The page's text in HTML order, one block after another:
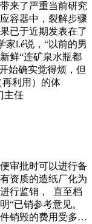
来了严重当前研究
容器中，裂解步骤
已于近期发表在了
家l.é说，“以前的男
鲜“连矿泉水瓶都
始确实觉得烦，但
利用）的体
主任
审批时可以进行备
资质的造纸厂化为
行监销， 直至档
“已销参考意见。
销毁的费用受多种